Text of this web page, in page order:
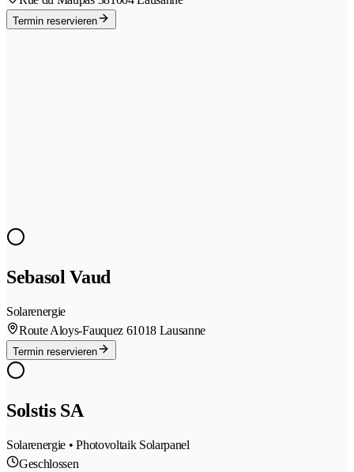
Termin reservieren
Sebasol Vaud
Solarenergie
Route Aloys-Fauquez 61018 Lausanne
Termin reservieren
Solstis SA
Solarenergie • Photovoltaik Solarpanel
Geschlossen